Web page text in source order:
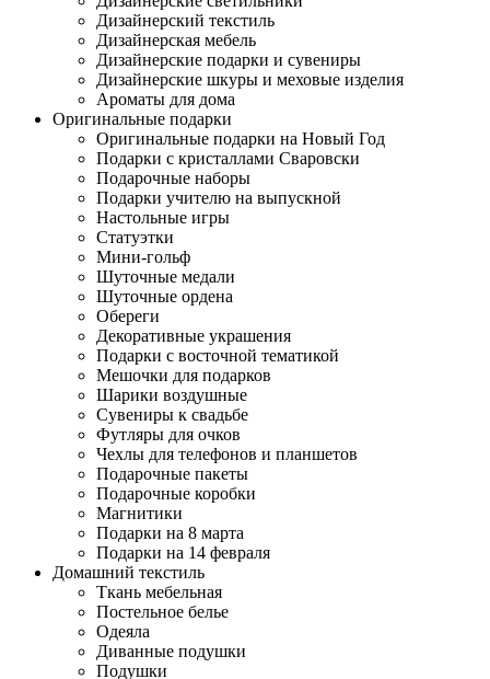
Дизайнерский текстиль
Дизайнерская мебель
Дизайнерские подарки и сувениры
Дизайнерские шкуры и меховые изделия
Ароматы для дома
Оригинальные подарки
Оригинальные подарки на Новый Год
Подарки с кристаллами Сваровски
Подарочные наборы
Подарки учителю на выпускной
Настольные игры
Статуэтки
Мини-гольф
Шуточные медали
Шуточные ордена
Обереги
Декоративные украшения
Подарки с восточной тематикой
Мешочки для подарков
Шарики воздушные
Сувениры к свадьбе
Футляры для очков
Чехлы для телефонов и планшетов
Подарочные пакеты
Подарочные коробки
Магнитики
Подарки на 8 марта
Подарки на 14 февраля
Домашний текстиль
Ткань мебельная
Постельное белье
Одеяла
Диванные подушки
Подушки